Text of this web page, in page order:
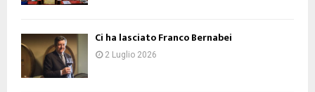
Ci ha lasciato Franco Bernabei
2 Luglio 2026